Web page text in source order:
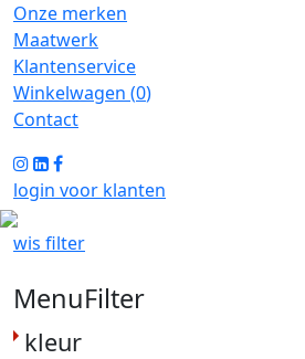
Onze merken
Maatwerk
Klantenservice
Winkelwagen (0)
Contact
login voor klanten
wis filter
MenuFilter
kleur